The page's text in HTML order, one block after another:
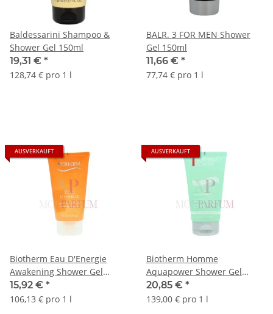
Baldessarini Shampoo &
Shower Gel 150ml
19,31 € *
128,74 € pro 1 l
BALR. 3 FOR MEN Shower
Gel 150ml
11,66 € *
77,74 € pro 1 l
AUSVERKAUFT
Biotherm Eau D'Energie
Awakening Shower Gel
150ml
15,92 € *
106,13 € pro 1 l
AUSVERKAUFT
Biotherm Homme
Aquapower Shower Gel
150ml
20,85 € *
139,00 € pro 1 l